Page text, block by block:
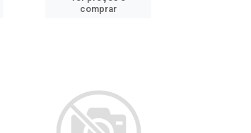
comprar